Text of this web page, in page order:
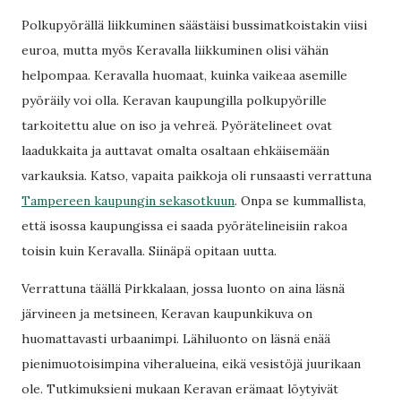
Polkupyörällä liikkuminen säästäisi bussimatkoistakin viisi
euroa, mutta myös Keravalla liikkuminen olisi vähän
helpompaa. Keravalla huomaat, kuinka vaikeaa asemille
pyöräily voi olla. Keravan kaupungilla polkupyörille
tarkoitettu alue on iso ja vehreä. Pyörätelineet ovat
laadukkaita ja auttavat omalta osaltaan ehkäisemään
varkauksia. Katso, vapaita paikkoja oli runsaasti verrattuna
Tampereen kaupungin sekasotkuun. Onpa se kummallista,
että isossa kaupungissa ei saada pyörätelineisiin rakoa
toisin kuin Keravalla. Siinäpä opitaan uutta.
Verrattuna täällä Pirkkalaan, jossa luonto on aina läsnä
järvineen ja metsineen, Keravan kaupunkikuva on
huomattavasti urbaanimpi. Lähiluonto on läsnä enää
pienimuotoisimpina viheralueina, eikä vesistöjä juurikaan
ole. Tutkimuksieni mukaan Keravan erämaat löytyivät